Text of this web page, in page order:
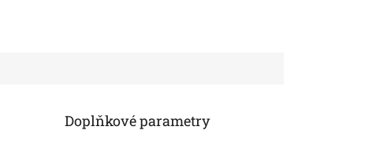
Doplňkové parametry